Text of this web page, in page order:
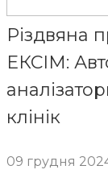
Різдвяна
ЕКСІМ:
клінік
09 грудня